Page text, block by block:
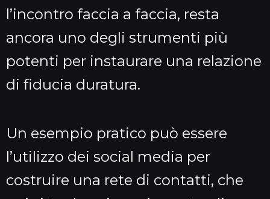
l’incontro faccia a faccia, resta
ancora uno degli strumenti più
potenti per instaurare una relazione
di fiducia duratura.
Un esempio pratico può essere
l’utilizzo dei social media per
costruire una rete di contatti, che